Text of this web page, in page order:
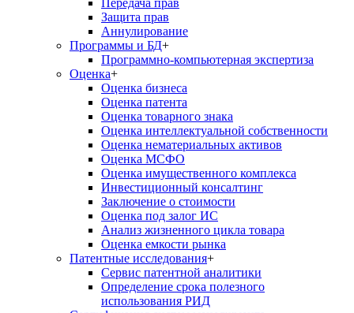
Защита прав
Аннулирование
Программы и БД+
Программно-компьютерная экспертиза
Оценка+
Оценка бизнеса
Оценка патента
Оценка товарного знака
Оценка интеллектуальной собственности
Оценка нематериальных активов
Оценка МСФО
Оценка имущественного комплекса
Инвестиционный консалтинг
Заключение о стоимости
Оценка под залог ИС
Анализ жизненного цикла товара
Оценка емкости рынка
Патентные исследования+
Сервис патентной аналитики
Определение срока полезного
использования РИД